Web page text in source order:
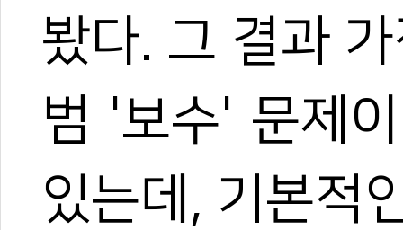
봤다. 그 결과
범 '보수' 문제
있는데, 기본적